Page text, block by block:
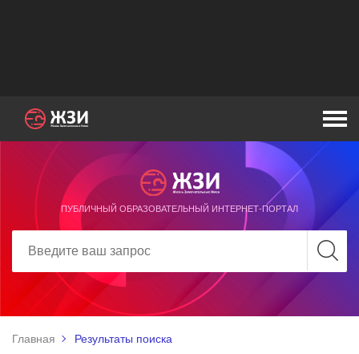
ПУБЛИЧНЫЙ ОБРАЗОВАТЕЛЬНЫЙ ИНТЕРНЕТ-ПОРТАЛ
Главная Результаты поиска